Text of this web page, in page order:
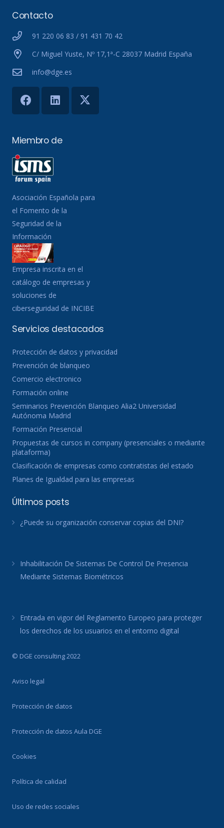
Contacto
91 220 06 83 / 91 431 70 42
C/ Miguel Yuste, Nº 17,1ª-C 28037 Madrid España
info@dge.es
Miembro de
Asociación Española para
el Fomento de la
Seguridad de la
Información
Empresa inscrita en el
catálogo de empresas y
soluciones de
ciberseguridad de INCIBE
Servicios destacados
Protección de datos y privacidad
Prevención de blanqueo
Comercio electronico
Formación online
Seminarios Prevención Blanqueo Alia2 Universidad
Autónoma Madrid
Formación Presencial
Propuestas de cursos in company (presenciales o mediante
plataforma)
Clasificación de empresas como contratistas del estado
Planes de Igualdad para las empresas
Últimos posts
¿Puede su organización conservar copias del DNI?
Inhabilitación De Sistemas De Control De Presencia
Mediante Sistemas Biométricos
Entrada en vigor del Reglamento Europeo para proteger
los derechos de los usuarios en el entorno digital
© DGE consulting 2022
Aviso legal
Protección de datos
Protección de datos Aula DGE
Cookies
Política de calidad
Uso de redes sociales